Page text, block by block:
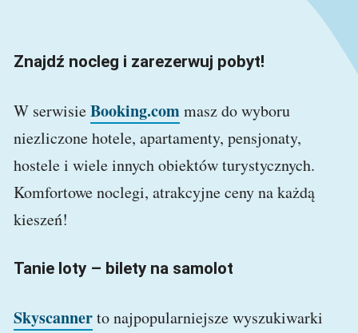
Znajdź nocleg i zarezerwuj pobyt!
W serwisieBooking.commasz do wyboru
niezliczone hotele, apartamenty, pensjonaty,
hostele i wiele innych obiektów turystycznych.
Komfortowe noclegi, atrakcyjne ceny na każdą
kieszeń!
Tanie loty – bilety na samolot
Skyscannerto najpopularniejsze wyszukiwarki